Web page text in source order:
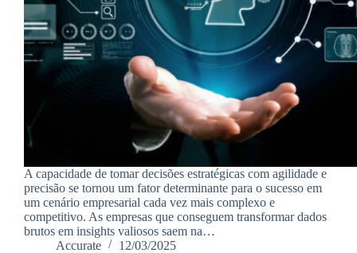
A capacidade de tomar decisões estratégicas com agilidade e
precisão se tornou um fator determinante para o sucesso em
um cenário empresarial cada vez mais complexo e
competitivo. As empresas que conseguem transformar dados
brutos em insights valiosos saem na…
Accurate
12/03/2025